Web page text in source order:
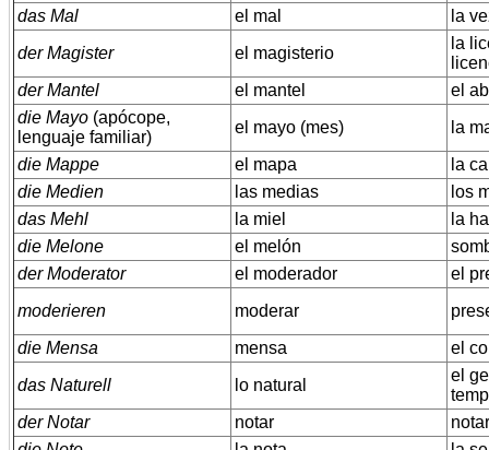
das Mal
el mal
la
der Magister
el magisterio
la
der Mantel
el mantel
el
die Mayo (apócope,
lenguaje familiar)
el mayo (mes)
la
die Mappe
el mapa
la
die Medien
las medias
los
das Mehl
la miel
la
die Melone
el melón
der Moderator
el moderador
el
moderieren
moderar
die Mensa
mensa
el
das Naturell
lo natural
el
der Notar
notar